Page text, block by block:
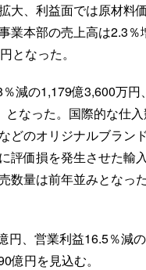
大、利益面では原材料
業本部の売上高は2.3
となった。
減の1,179億3,600万
となった。国際的な仕
どのオリジナルブラン
評価損を発生させた輸
数量は前年並みとなっ
円、営業利益16.5％減
億円を見込む。